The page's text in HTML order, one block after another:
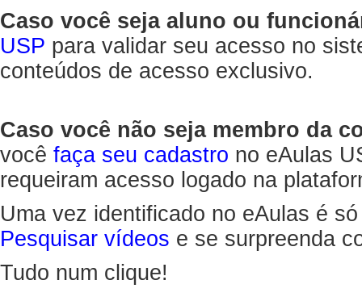
Caso você seja aluno ou
USP para validar seu acesso no
conteúdos de acesso exclusivo.
Caso você não seja membro da
você faça seu cadastro no eAulas
requeiram acesso logado na
Uma vez identificado no eAulas é
Pesquisar vídeos e se surpreenda
Tudo num clique!